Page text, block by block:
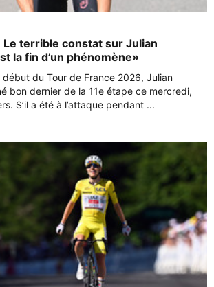
Le terrible constat sur Julian
la fin d’un phénomène»
du Tour de France 2026, Julian
bon dernier de la 11e étape ce mercredi,
S’il a été à l’attaque pendant ...